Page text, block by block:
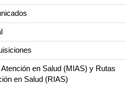
en Salud (MIAS) y Rutas
en Salud (RIAS)